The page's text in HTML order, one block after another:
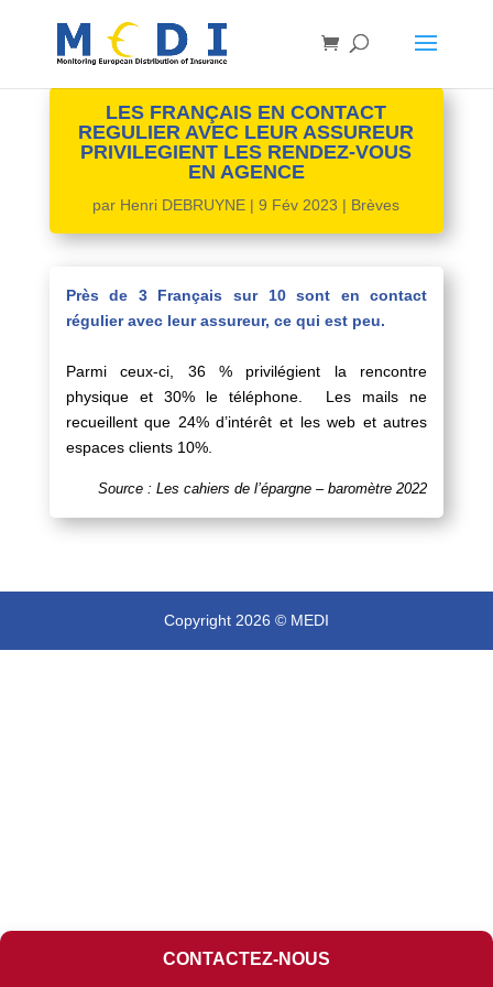
LES FRANÇAIS EN CONTACT
REGULIER AVEC LEUR ASSUREUR
PRIVILEGIENT LES RENDEZ-VOUS
EN AGENCE
par Henri DEBRUYNE |9 Fév 2023 | Brèves
Près de 3 Français sur 10 sont en contact
régulier avec leur assureur, ce qui est peu.
Parmi ceux-ci, 36 % privilégient la rencontre
physique et 30% le téléphone. Les mails ne
recueillent que 24% d’intérêt et les web et autres
espaces clients 10%.
Source : Les cahiers de l’épargne – baromètre 2022
Copyright 2026 © MEDI
CONTACTEZ-NOUS